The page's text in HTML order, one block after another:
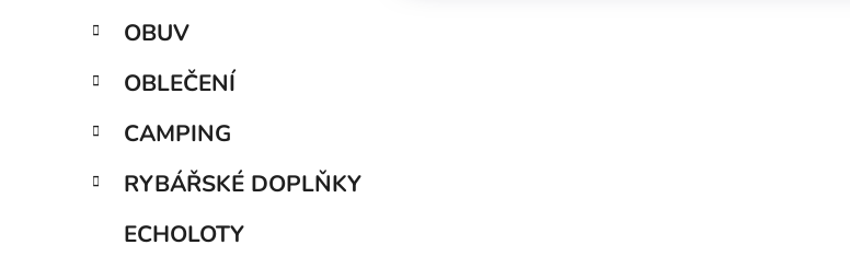
OBUV
OBLEČENÍ
CAMPING
RYBÁŘSKÉ DOPLŇKY
ECHOLOTY